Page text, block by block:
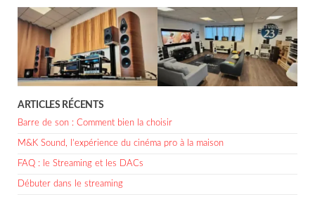
ARTICLES RÉCENTS
Barre de son : Comment bien la choisir
M&K Sound, l’expérience du cinéma pro à la maison
FAQ : le Streaming et les DACs
Débuter dans le streaming